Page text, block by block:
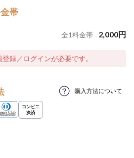
帯
全1料金帯 2,000円
録／ログインが必要です。
購入方法について